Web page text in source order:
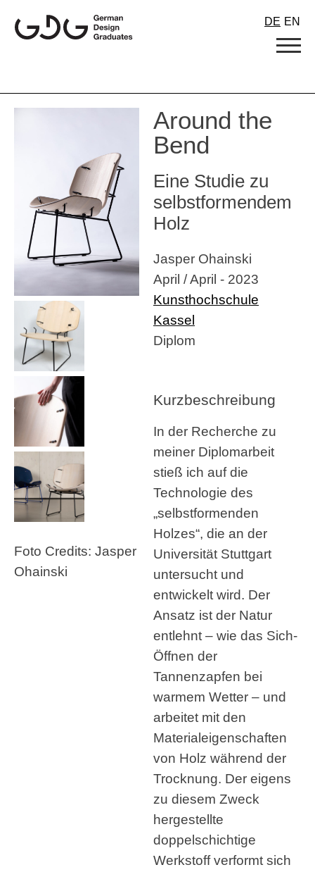
content
DE EN
Foto Credits: Jasper
Ohainski
Around the
Bend
Eine Studie zu
selbstformendem
Holz
Jasper Ohainski
April / April - 2023
Kunsthochschule
Kassel
Diplom
Kurzbeschreibung
In der Recherche zu
meiner Diplomarbeit
stieß ich auf die
Technologie des
„selbstformenden
Holzes“, die an der
Universität Stuttgart
untersucht und
entwickelt wird. Der
Ansatz ist der Natur
entlehnt – wie das Sich-
Öffnen der
Tannenzapfen bei
warmem Wetter – und
arbeitet mit den
Materialeigenschaften
von Holz während der
Trocknung. Der eigens
zu diesem Zweck
hergestellte
doppelschichtige
Werkstoff verformt sich